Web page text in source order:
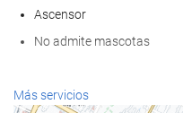
Ascensor
No admite mascotas
Bienestar
Más servicios